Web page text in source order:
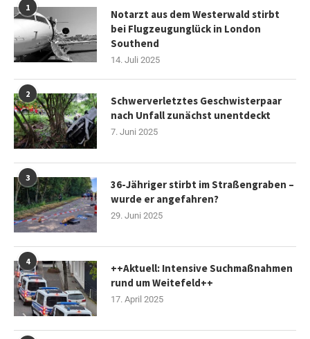
1
Notarzt aus dem Westerwald stirbt
bei Flugzeugunglück in London
Southend
14. Juli 2025
2
Schwerverletztes Geschwisterpaar
nach Unfall zunächst unentdeckt
7. Juni 2025
3
36-Jähriger stirbt im Straßengraben –
wurde er angefahren?
29. Juni 2025
4
++Aktuell: Intensive Suchmaßnahmen
rund um Weitefeld++
17. April 2025